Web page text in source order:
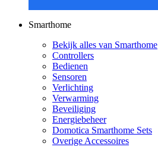
Smarthome
Bekijk alles van Smarthome
Controllers
Bedienen
Sensoren
Verlichting
Verwarming
Beveiliging
Energiebeheer
Domotica Smarthome Sets
Overige Accessoires